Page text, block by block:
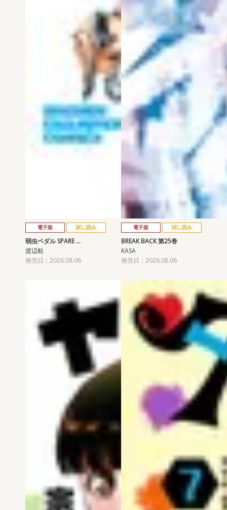
電子版 試し読み
弱虫ペダル SPARE …
渡辺航
発売日：2026.08.06
電子版 試し読み
BREAK BACK 第25巻
KASA
発売日：2026.08.06